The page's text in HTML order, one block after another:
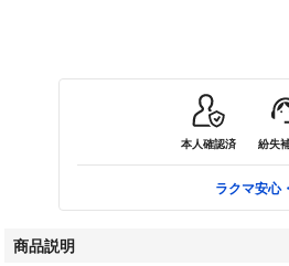
本人確認済 紛失
ラクマ安心
商品説明